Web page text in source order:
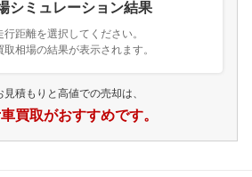
シミュレーション結果
行距離を選択してください。
取相場の結果が表示されます。
見積もりと高値での売却は、
買取がおすすめです。